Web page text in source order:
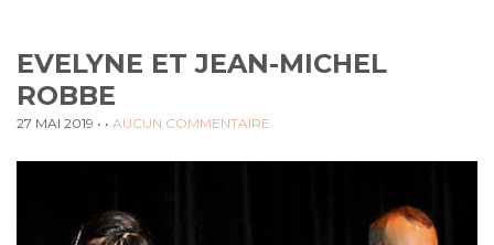
EVELYNE ET JEAN-MICHEL
ROBBE
27 MAI 2019 • • AUCUN COMMENTAIRE